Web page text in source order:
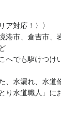
ア対応！〉〉
港市、倉吉市、
へでも駆けつけ
、水漏れ、水道
り水道職人」に